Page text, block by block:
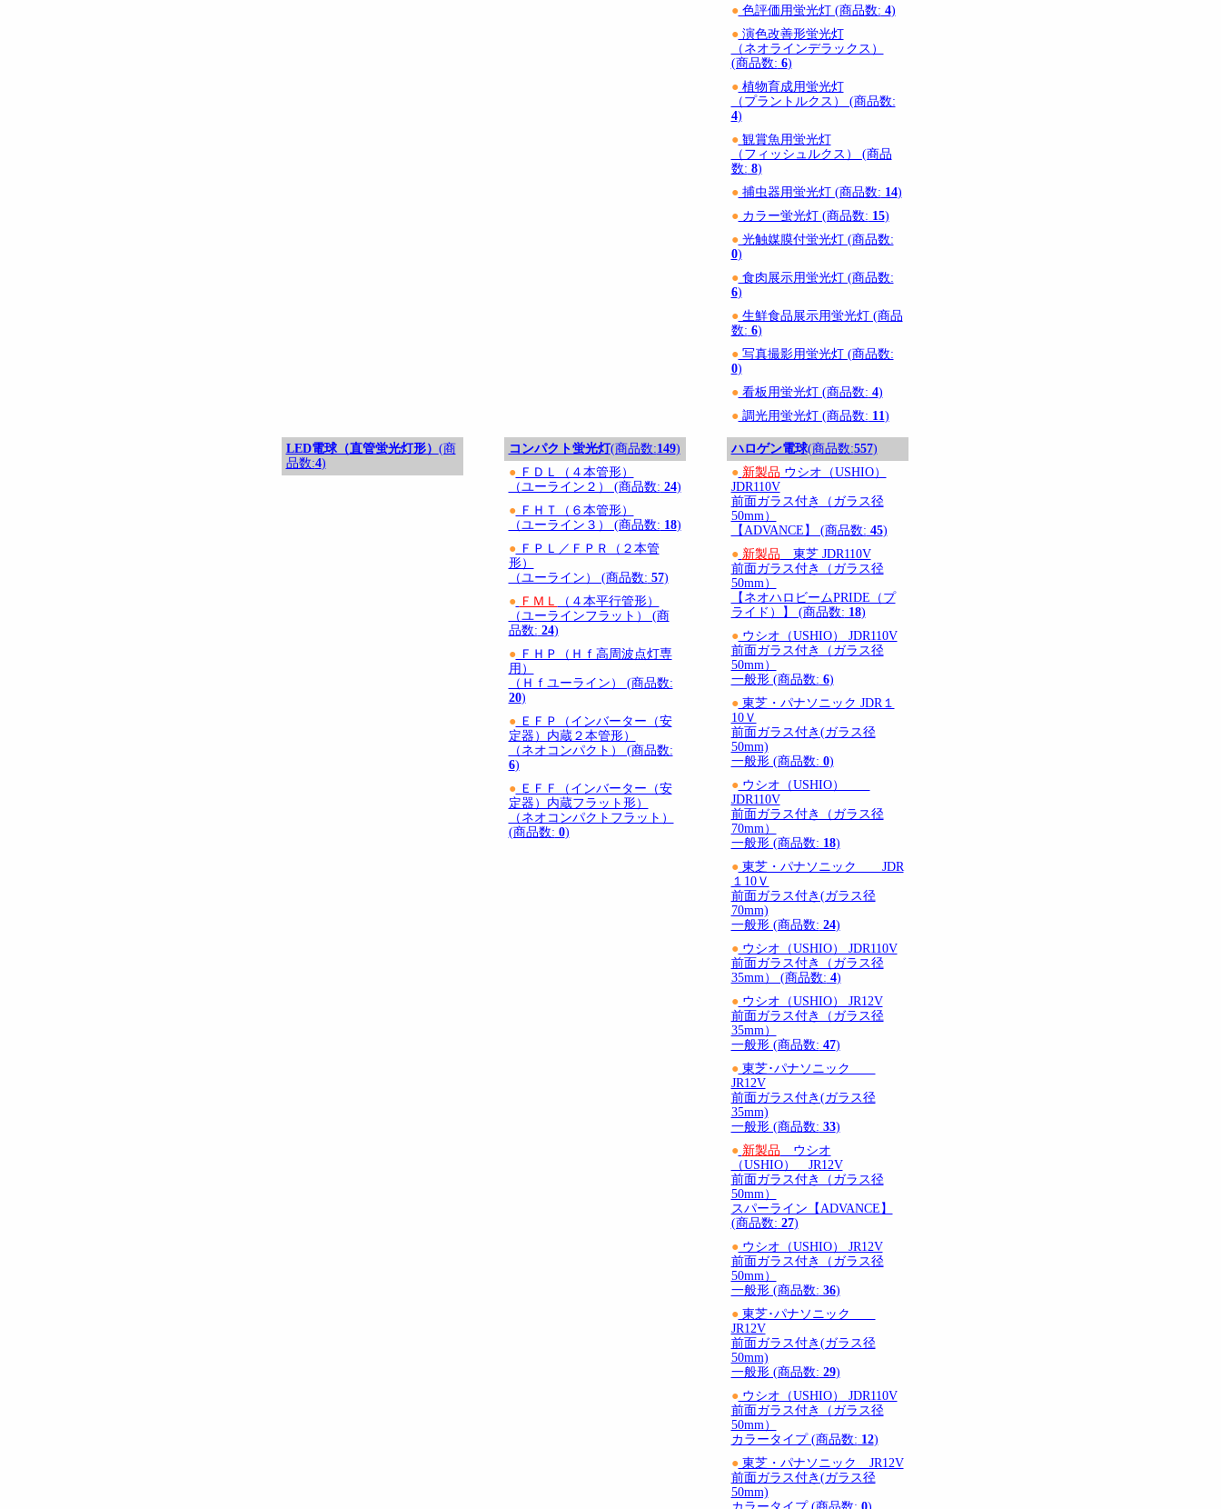
●色評価用蛍光灯 (商品数: 4)
●演色改善形蛍光灯
（ネオラインデラックス）
(商品数: 6)
●植物育成用蛍光灯
（プラントルクス） (商品数:
4)
●観賞魚用蛍光灯
（フィッシュルクス） (商品
数: 8)
●捕虫器用蛍光灯 (商品数: 14)
●カラー蛍光灯 (商品数: 15)
●光触媒膜付蛍光灯 (商品数:
0)
●食肉展示用蛍光灯 (商品数:
6)
●生鮮食品展示用蛍光灯 (商品
数: 6)
●写真撮影用蛍光灯 (商品数:
0)
●看板用蛍光灯 (商品数: 4)
●調光用蛍光灯 (商品数: 11)
LED電球（直管蛍光灯形） (商
品数:4)
コンパクト蛍光灯(商品数:149)
●ＦＤＬ（４本管形）
（ユーライン２） (商品数: 24)
●ＦＨＴ（６本管形）
（ユーライン３） (商品数: 18)
●ＦＰＬ／ＦＰＲ（２本管
形）
（ユーライン） (商品数: 57)
● ＦＭＬ
（４本平行管形）
（ユーラインフラット） (商
品数: 24)
●ＦＨＰ（Ｈｆ高周波点灯専
用）
（Ｈｆユーライン） (商品数:
20)
●ＥＦＰ（インバーター（安
定器）内蔵２本管形）
（ネオコンパクト） (商品数:
6)
●ＥＦＦ（インバーター（安
定器）内蔵フラット形）
（ネオコンパクトフラット）
(商品数: 0)
ハロゲン電球(商品数:557)
● 新製品 ウシオ（USHIO）
JDR110V
前面ガラス付き（ガラス径
50mm）
【ADVANCE】 (商品数: 45)
● 新製品 東芝 JDR110V
前面ガラス付き（ガラス径
50mm）
【ネオハロビームPRIDE（プ
ライド）】 (商品数: 18)
●ウシオ（USHIO） JDR110V
前面ガラス付き（ガラス径
50mm）
一般形 (商品数: 6)
●東芝・パナソニック JDR１
10Ｖ
前面ガラス付き(ガラス径
50mm)
一般形 (商品数: 0)
●ウシオ（USHIO）
JDR110V
前面ガラス付き（ガラス径
70mm）
一般形 (商品数: 18)
●東芝・パナソニック JDR
１10Ｖ
前面ガラス付き(ガラス径
70mm)
一般形 (商品数: 24)
●ウシオ（USHIO） JDR110V
前面ガラス付き（ガラス径
35mm） (商品数: 4)
●ウシオ（USHIO） JR12V
前面ガラス付き（ガラス径
35mm）
一般形 (商品数: 47)
●東芝･パナソニック
JR12V
前面ガラス付き(ガラス径
35mm)
一般形 (商品数: 33)
● 新製品 ウシオ
（USHIO） JR12V
前面ガラス付き（ガラス径
50mm）
スパーライン【ADVANCE】
(商品数: 27)
●ウシオ（USHIO） JR12V
前面ガラス付き（ガラス径
50mm）
一般形 (商品数: 36)
●東芝･パナソニック
JR12V
前面ガラス付き(ガラス径
50mm)
一般形 (商品数: 29)
●ウシオ（USHIO） JDR110V
前面ガラス付き（ガラス径
50mm）
カラータイプ (商品数: 12)
●東芝・パナソニック JR12V
前面ガラス付き(ガラス径
50mm)